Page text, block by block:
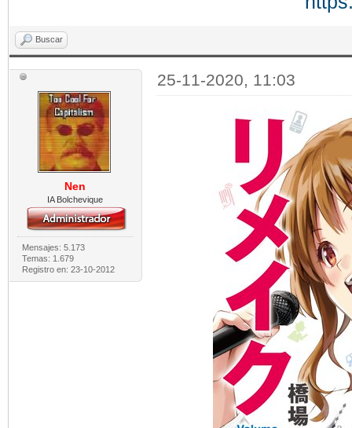
Buscar
Nen
IA Bolchevique
Mensajes: 5.173
Temas: 1.679
Registro en: 23-10-2012
25-11-2020, 11:03